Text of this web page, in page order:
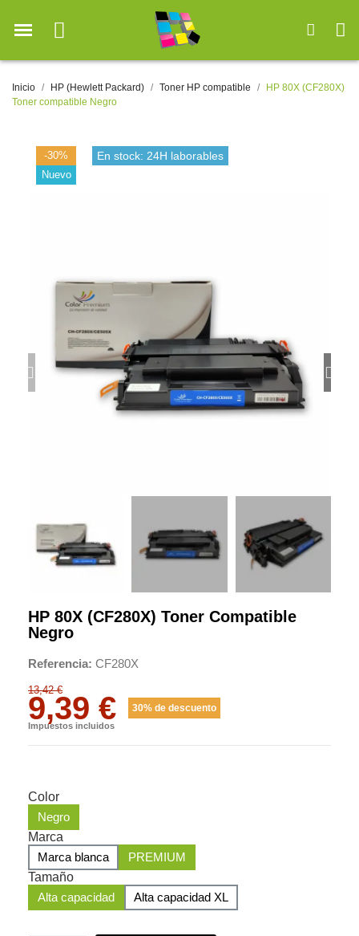
Inicio HP (Hewlett Packard) Toner HP compatible
HP 80X (CF280X)
Toner compatible Negro
-30%
Nuevo
En stock: 24H laborables
HP 80X (CF280X) Toner Compatible
Negro
Referencia CF280X
13,42 €
9,39 € 30% de descuento
Impuestos incluidos
Color
Negro
Marca
Marca blanca
PREMIUM
Tamaño
Alta capacidad
Alta capacidad XL